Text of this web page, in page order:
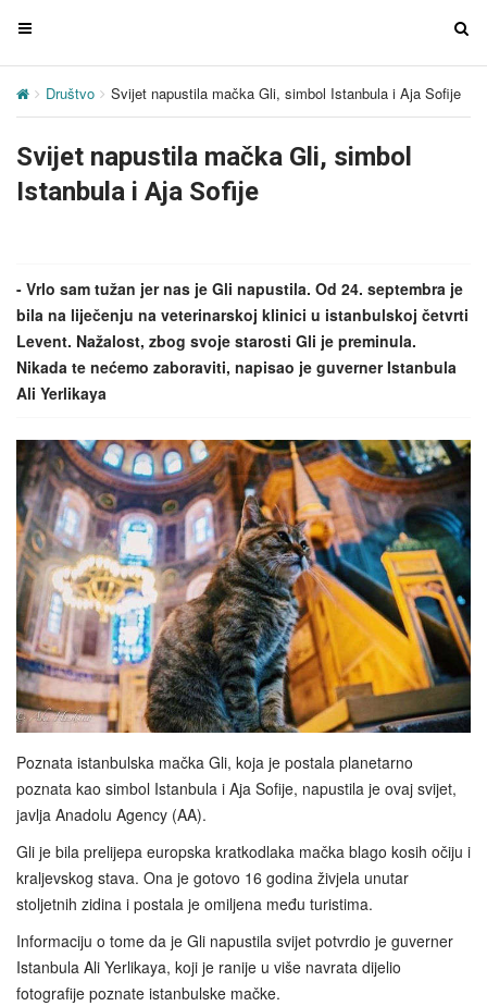
T
g
e
n
g
a
t
i
o
T
g
g
a
i
Društvo Svijet napustila mačka Gli, simbol Istanbula i Aja Sofije
Svijet napustila mačka Gli, simbol
Istanbula i Aja Sofije
- Vrlo sam tužan jer nas je Gli napustila. Od 24. septembra je
bila na liječenju na veterinarskoj klinici u istanbulskoj četvrti
Levent. Nažalost, zbog svoje starosti Gli je preminula.
Nikada te nećemo zaboraviti, napisao je guverner Istanbula
Ali Yerlikaya
Poznata istanbulska mačka Gli, koja je postala planetarno
poznata kao simbol Istanbula i Aja Sofije, napustila je ovaj svijet,
javlja Anadolu Agency (AA).
Gli je bila prelijepa europska kratkodlaka mačka blago kosih očiju i
kraljevskog stava. Ona je gotovo 16 godina živjela unutar
stoljetnih zidina i postala je omiljena među turistima.
Informaciju o tome da je Gli napustila svijet potvrdio je guverner
Istanbula Ali Yerlikaya, koji je ranije u više navrata dijelio
fotografije poznate istanbulske mačke.